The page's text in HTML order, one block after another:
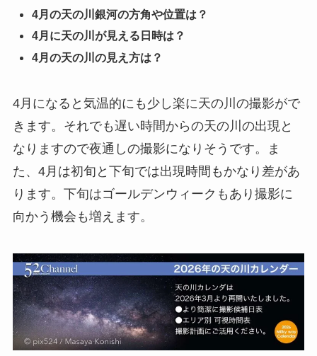
4月の天の川銀河の方角や位置は？
4月に天の川が見える日時は？
4月の天の川の見え方は？
4月になると気温的にも少し楽に天の川の撮影がで
きます。それでも遅い時間からの天の川の出現と
なりますので夜通しの撮影になりそうです。ま
た、4月は初旬と下旬では出現時間もかなり差があ
ります。下旬はゴールデンウィークもあり撮影に
向かう機会も増えます。